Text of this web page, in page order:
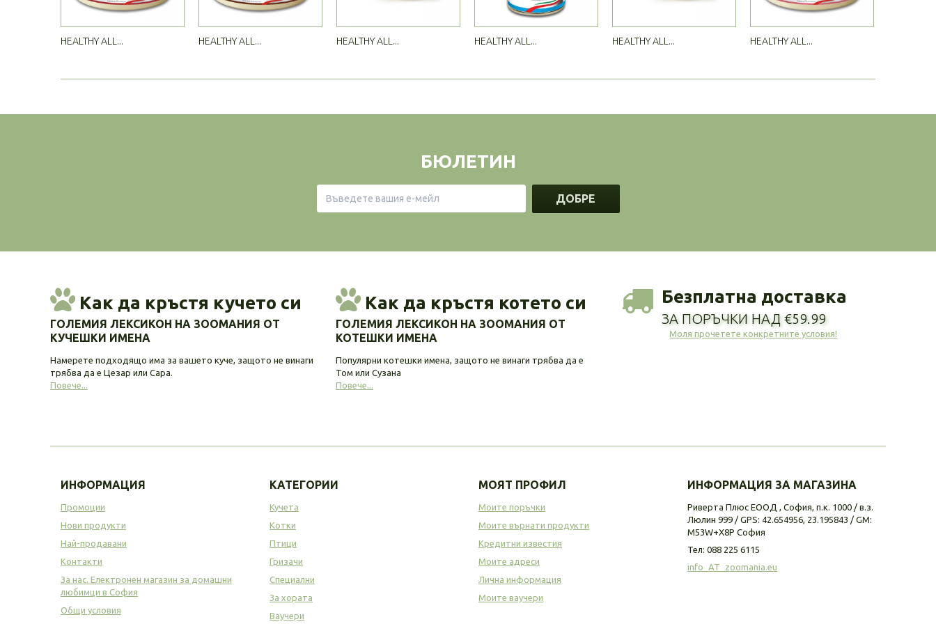
HEALTHY ALL... HEALTHY ALL... HEALTHY ALL... HEALTHY ALL... HEALTHY ALL... HEALTHY ALL...
БЮЛЕТИН
ДОБРЕ
Как да кръстя кучето си
ГОЛЕМИЯ ЛЕКСИКОН НА ЗООМАНИЯ ОТ
КУЧЕШКИ ИМЕНА
Намерете подходящо има за вашето куче, защото не винаги
трябва да е Цезар или Сара.
Повече...
Как да кръстя котето си
ГОЛЕМИЯ ЛЕКСИКОН НА ЗООМАНИЯ ОТ
КОТЕШКИ ИМЕНА
Популярни котешки имена, защото не винаги трябва да е
Том или Сузана
Повече...
Безплатна доставка
ЗА ПОРЪЧКИ НАД €59.99
Моля прочетете конкретните условия!
ИНФОРМАЦИЯ
Промоции
Нови продукти
Най-продавани
Контакти
За нас. Електронен магазин за домашни
любимци в София
Общи условия
КАТЕГОРИИ
Кучета
Котки
Птици
Гризачи
Специални
За хората
Ваучери
МОЯТ ПРОФИЛ
Моите поръчки
Моите върнати продукти
Кредитни известия
Моите адреси
Лична информация
Моите ваучери
ИНФОРМАЦИЯ ЗА МАГАЗИНА
Риверта Плюс ЕООД , София, п.к. 1000 / в.з.
Люлин 999 / GPS: 42.654956, 23.195843 / GM:
M53W+X8P София
Тел: 088 225 6115
info_AT_zoomania.eu